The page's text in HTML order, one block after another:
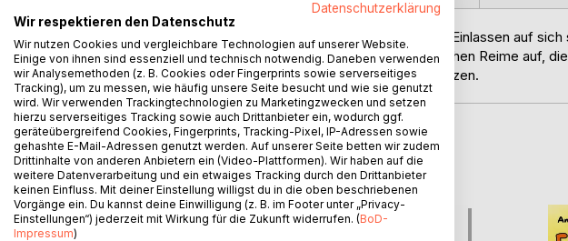
Gedichte der Liebe, Gedichte aus Liebe, Naturerfahrung. Einlassen auf
rhythmischen Sprache meist ohne Reime. Manchmal tauchen Reime auf,
streifen oder wie ein Sturm das Lebensfeuer weiter anheizen.
WEITERE TITEL BEIBoD
Datenschutzerklärung
Wir respektieren den Datenschutz
Wir nutzen Cookies und vergleichbare Technologien auf unserer Website.
Einige von ihnen sind essenziell und technisch notwendig. Daneben verwenden
wir Analysemethoden (z. B. Cookies oder Fingerprints sowie serverseitiges
Tracking), um zu messen, wie häufig unsere Seite besucht und wie sie genutzt
wird. Wir verwenden Trackingtechnologien zu Marketingzwecken und setzen
hierzu serverseitiges Tracking sowie auch Drittanbieter ein, wodurch ggf.
geräteübergreifend Cookies, Fingerprints, Tracking-Pixel, IP-Adressen sowie
gehashte E-Mail-Adressen genutzt werden. Auf unserer Seite betten wir zudem
Drittinhalte von anderen Anbietern ein (Video-Plattformen). Wir haben auf die
weitere Datenverarbeitung und ein etwaiges Tracking durch den Drittanbieter
keinen Einfluss. Mit deiner Einstellung willigst du in die oben beschriebenen
Vorgänge ein. Du kannst deine Einwilligung (z. B. im Footer unter „Privacy-
Einstellungen“) jederzeit mit Wirkung für die Zukunft widerrufen. (BoD-
Impressum)